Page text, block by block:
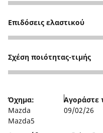
5
Επιδόσεις ελαστικού
5
Σχέση ποιότητας-τιμής
5
Όχημα:
Mazda
Mazda5
Αγοράστε
09/02/26